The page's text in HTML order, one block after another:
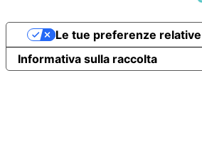
Informativa sulla raccolta
Le tue preferenze